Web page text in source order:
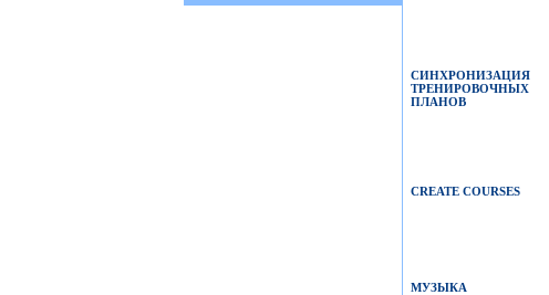
СИНХРОНИЗАЦИЯ
ТРЕНИРОВОЧНЫХ
ПЛАНОВ
CREATE COURSES
МУЗЫКА